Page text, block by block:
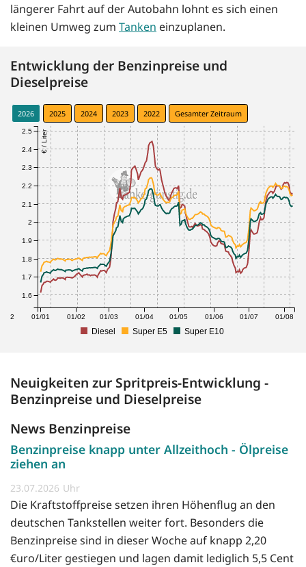
längerer Fahrt auf der Autobahn lohnt es sich einen
kleinen Umweg zum Tanken einzuplanen.
Entwicklung der Benzinpreise und
Dieselpreise
2026 2025 2024 2023 2022 Gesamter Zeitraum
12 01/01 01/02 01/03 01/04 01/05 01/06 01/07 01/08
€ / Liter
1.6
1.7
1.8
1.9
2
2.1
2.2
2.3
2.4
2.5
Diesel Super E5 Super E10
Neuigkeiten zur Spritpreis-Entwicklung -
Benzinpreise und Dieselpreise
News Benzinpreise
Benzinpreise knapp unter Allzeithoch - Ölpreise
ziehen an
23.07.2026
Die Kraftstoffpreise setzen ihren Höhenflug an den
deutschen Tankstellen weiter fort. Besonders die
Benzinpreise sind in dieser Woche auf knapp 2,20
€uro/Liter gestiegen und lagen damit lediglich 5,5 Cent